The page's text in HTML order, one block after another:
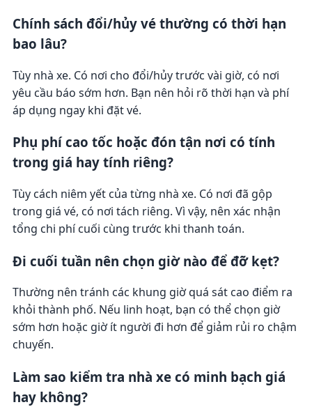
Chính sách đổi/hủy vé thường có thời hạn
bao lâu?
Tùy nhà xe. Có nơi cho đổi/hủy trước vài giờ, có nơi
yêu cầu báo sớm hơn. Bạn nên hỏi rõ thời hạn và phí
áp dụng ngay khi đặt vé.
Phụ phí cao tốc hoặc đón tận nơi có tính
trong giá hay tính riêng?
Tùy cách niêm yết của từng nhà xe. Có nơi đã gộp
trong giá vé, có nơi tách riêng. Vì vậy, nên xác nhận
tổng chi phí cuối cùng trước khi thanh toán.
Đi cuối tuần nên chọn giờ nào để đỡ kẹt?
Thường nên tránh các khung giờ quá sát cao điểm ra
khỏi thành phố. Nếu linh hoạt, bạn có thể chọn giờ
sớm hơn hoặc giờ ít người đi hơn để giảm rủi ro chậm
chuyến.
Làm sao kiểm tra nhà xe có minh bạch giá
hay không?